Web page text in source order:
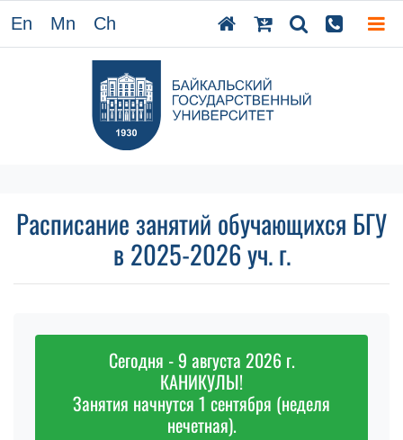
En Mn Ch
Расписание занятий обучающихся БГУ
в 2025-2026 уч. г.
Сегодня - 9 августа 2026 г.
КАНИКУЛЫ!
Занятия начнутся 1 сентября (неделя
нечетная).